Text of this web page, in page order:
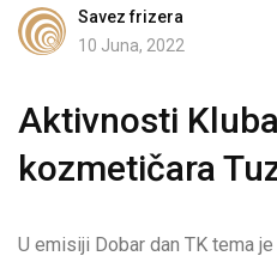
Savez frizera
10 Juna, 2022
Aktivnosti
kozmetičara
U emisiji Dobar dan TK tema